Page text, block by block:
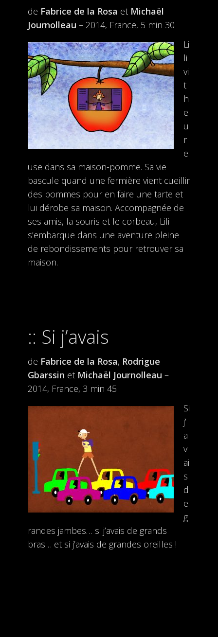
de Fabrice de la Rosa et Michaël
Journolleau – 2014, France, 5 min 30
Li
li
vi
t
h
e
u
r
e
use dans sa maison-pomme. Sa vie
bascule quand une fermière vient cueillir
des pommes pour en faire une tarte et
lui dérobe sa maison. Accompagnée de
ses amis, la souris et le corbeau, Lili
s’embarque dans une aventure pleine
de rebondissements pour retrouver sa
maison.
Si j’avais
de Fabrice de la Rosa, Rodrigue
Gbarssin et Michaël Journolleau –
2014, France, 3 min 45
Si
j’
a
v
ai
s
d
e
g
randes jambes… si j’avais de grands
bras… et si j’avais de grandes oreilles !